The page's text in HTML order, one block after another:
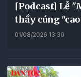
[Podcast] Lễ
thầy cúng
01/08/2026 13:30